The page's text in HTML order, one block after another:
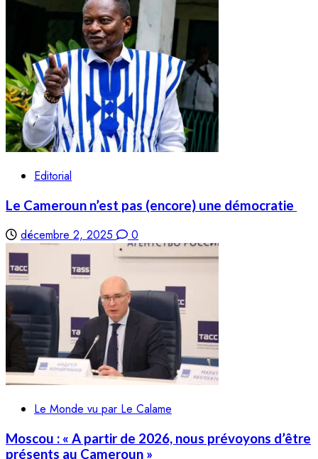
Editorial
Le Cameroun n’est pas (encore) une démocratie
décembre 2, 2025 0
Le Monde vu par Le Calame
Moscou : « A partir de 2026, nous prévoyons d’être
présents au Cameroun »